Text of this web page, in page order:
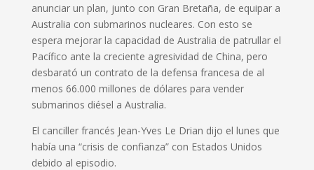
anunciar un plan, junto con Gran Bretaña, de equipar a
Australia con submarinos nucleares. Con esto se
espera mejorar la capacidad de Australia de patrullar el
Pacífico ante la creciente agresividad de China, pero
desbarató un contrato de la defensa francesa de al
menos 66.000 millones de dólares para vender
submarinos diésel a Australia.
El canciller francés Jean-Yves Le Drian dijo el lunes que
había una “crisis de confianza” con Estados Unidos
debido al episodio.